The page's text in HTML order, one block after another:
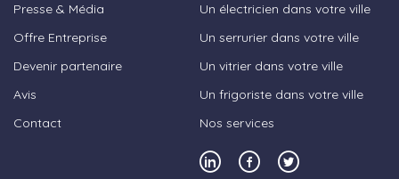
Presse & Média
Offre Entreprise
Devenir partenaire
Avis
Contact
Un électricien dans votre ville
Un serrurier dans votre ville
Un vitrier dans votre ville
Un frigoriste dans votre ville
Nos services